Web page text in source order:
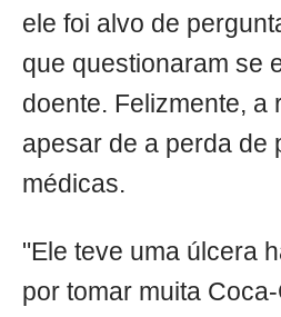
ele foi alvo de
que questionaram se
doente. Felizmente, a
apesar de a perda de
médicas.
"Ele teve uma úlcera
por tomar muita